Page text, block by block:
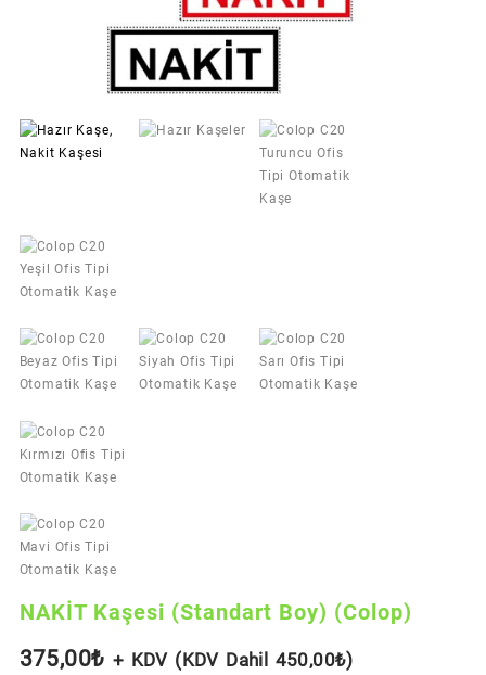
NAKİT Kaşesi (Standart Boy) (Colop)
375,00₺ + KDV (KDV Dahil 450,00₺)